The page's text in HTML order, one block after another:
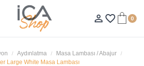
person_outline favorite_border 0
Aydınlatma
Masa Lambası / Abajur
Large White Masa Lambası